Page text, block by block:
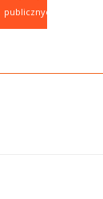
publicznych.